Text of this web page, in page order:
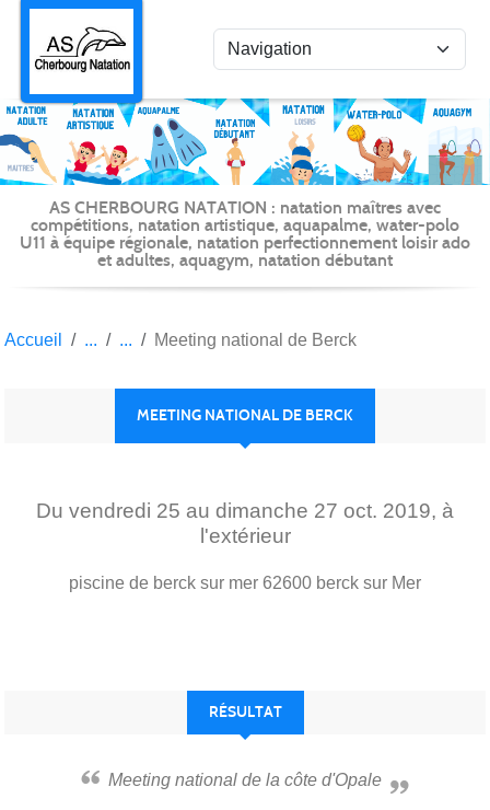
AS CHERBOURG NATATION : natation maîtres avec
compétitions, natation artistique, aquapalme, water-polo
U11 à équipe régionale, natation perfectionnement loisir ado
et adultes, aquagym, natation débutant
Accueil Meeting national de Berck
MEETING NATIONAL DE BERCK
Du vendredi 25 au dimanche 27 oct. 2019, à
l'extérieur
piscine de berck sur mer 62600 berck sur Mer
RÉSULTAT
Meeting national de la côte d'Opale
Panneau de gestion des cookies